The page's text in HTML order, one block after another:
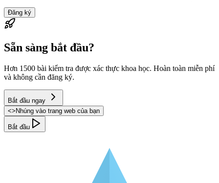
Đăng ký
Sẵn sàng bắt đầu?
Hơn 1500 bài kiểm tra được xác thực khoa học. Hoàn toàn miễn phí
và không cần đăng ký.
Bắt đầu ngay
<> Nhúng vào trang web của bạn
Bắt đầu